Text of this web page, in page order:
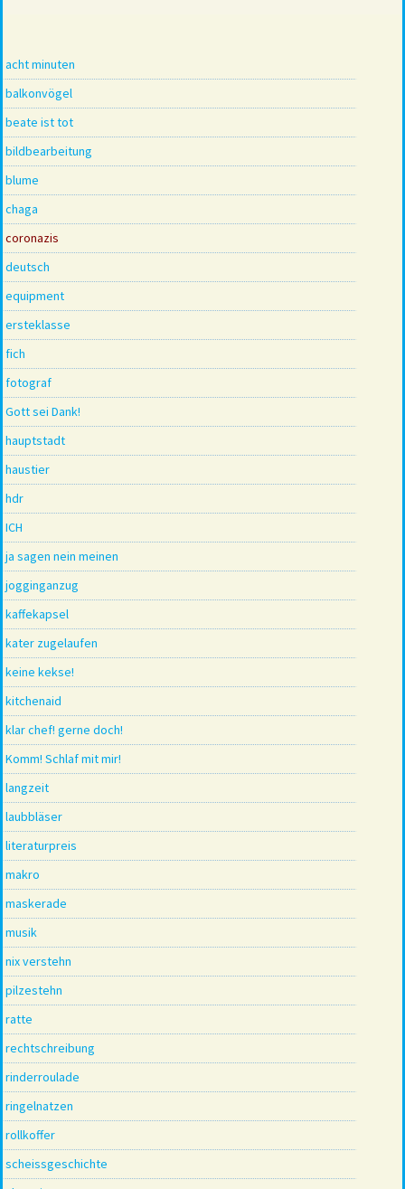
acht minuten
balkonvögel
beate ist tot
bildbearbeitung
blume
chaga
coronazis
deutsch
equipment
ersteklasse
fich
fotograf
Gott sei Dank!
hauptstadt
haustier
hdr
ICH
ja sagen nein meinen
jogginganzug
kaffekapsel
kater zugelaufen
keine kekse!
kitchenaid
klar chef! gerne doch!
Komm! Schlaf mit mir!
langzeit
laubbläser
literaturpreis
makro
maskerade
musik
nix verstehn
pilzestehn
ratte
rechtschreibung
rinderroulade
ringelnatzen
rollkoffer
scheissgeschichte